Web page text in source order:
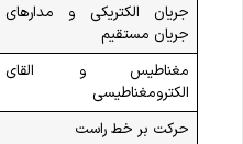
جریان الکتریکی و مدارهای
جریان مستقیم
مغناطیس و القای
الکترومغناطیسی
حرکت بر خط راست